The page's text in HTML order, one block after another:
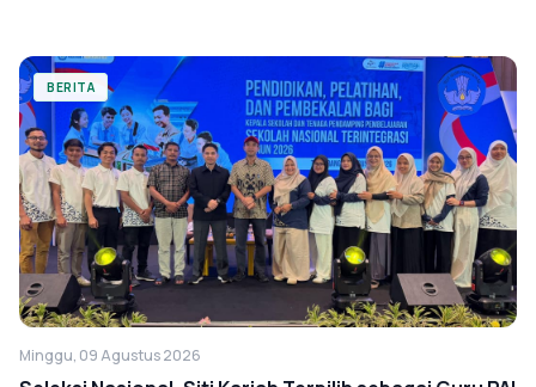
BERITA
Minggu, 09 Agustus 2026